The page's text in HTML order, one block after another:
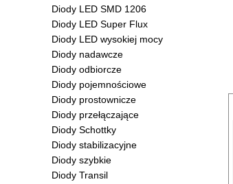
Diody LED SMD 1206
Diody LED Super Flux
Diody LED wysokiej mocy
Diody nadawcze
Diody odbiorcze
Diody pojemnościowe
Diody prostownicze
Diody przełączające
Diody Schottky
Diody stabilizacyjne
Diody szybkie
Diody Transil